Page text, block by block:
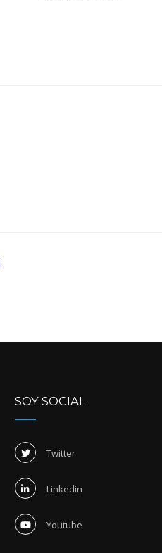
.
SOY SOCIAL
Twitter
Linkedin
Youtube